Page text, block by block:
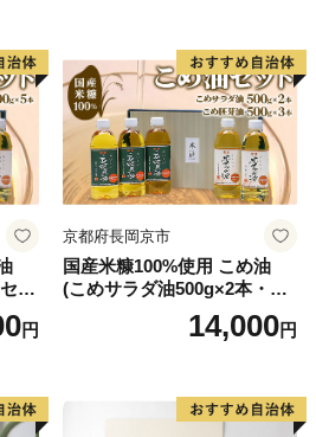
ッ
円
京都府長岡京市
国産米糠100%使用 こめ油
(こめサラダ油500g×2本・こ
め胚芽油500g×3本)セット [1
14,000円